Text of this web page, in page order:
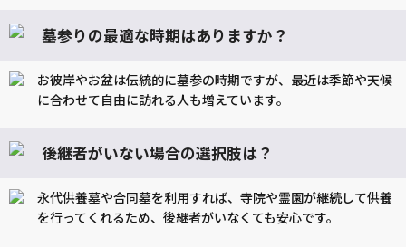
墓参りの最適な時期はありますか？
お彼岸やお盆は伝統的に墓参の時期ですが、最近は季節や天候
に合わせて自由に訪れる人も増えています。
後継者がいない場合の選択肢は？
永代供養墓や合同墓を利用すれば、寺院や霊園が継続して供養
を行ってくれるため、後継者がいなくても安心です。